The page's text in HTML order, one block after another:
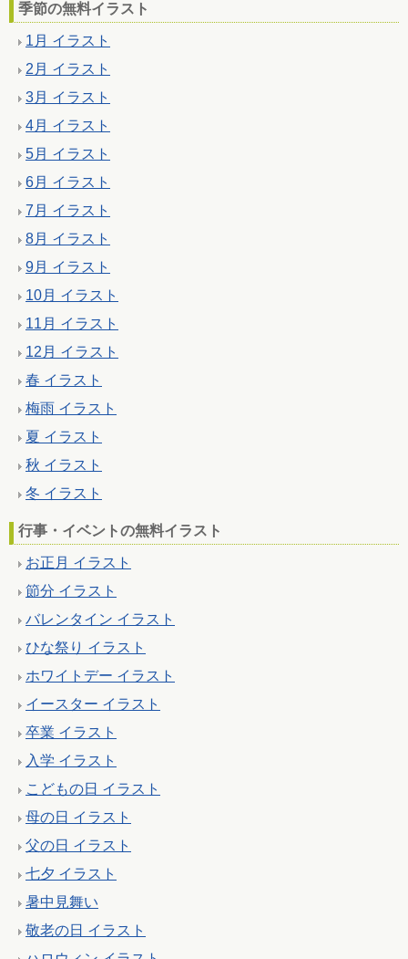
季節の無料イラスト
1月 イラスト
2月 イラスト
3月 イラスト
4月 イラスト
5月 イラスト
6月 イラスト
7月 イラスト
8月 イラスト
9月 イラスト
10月 イラスト
11月 イラスト
12月 イラスト
春 イラスト
梅雨 イラスト
夏 イラスト
秋 イラスト
冬 イラスト
行事・イベントの無料イラスト
お正月 イラスト
節分 イラスト
バレンタイン イラスト
ひな祭り イラスト
ホワイトデー イラスト
イースター イラスト
卒業 イラスト
入学 イラスト
こどもの日 イラスト
母の日 イラスト
父の日 イラスト
七夕 イラスト
暑中見舞い
敬老の日 イラスト